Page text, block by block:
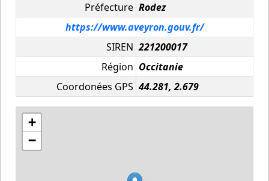
Préfecture Rodez
https://www.aveyron.gouv.fr/
SIREN 221200017
Région Occitanie
Coordonées GPS 44.281, 2.679
+
−